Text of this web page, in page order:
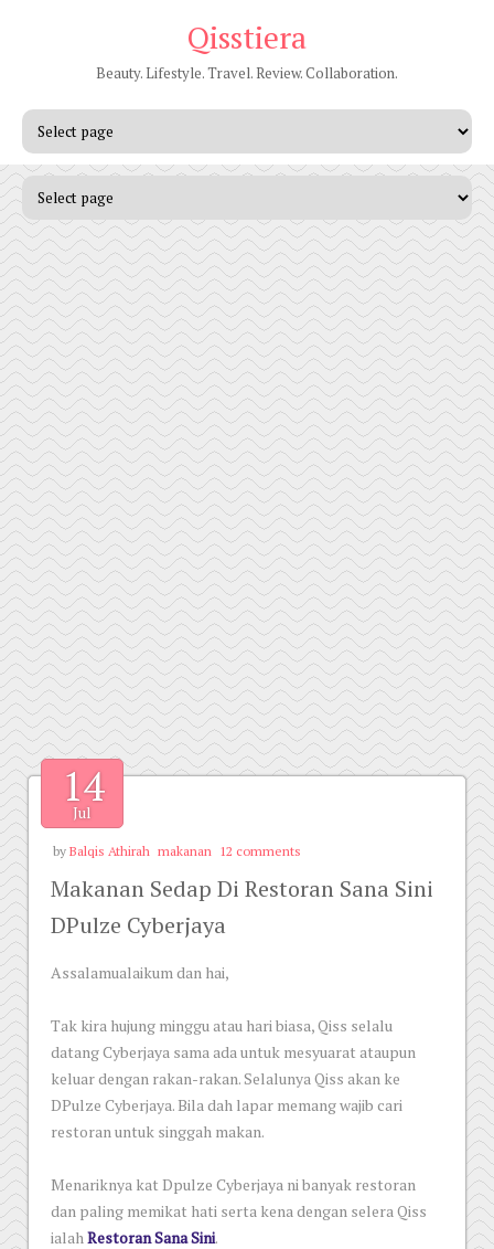
Qisstiera
Beauty. Lifestyle. Travel. Review. Collaboration.
14
Jul
by Balqis Athirah makanan 12 comments
Makanan Sedap Di Restoran Sana Sini
DPulze Cyberjaya
Assalamualaikum dan hai,
Tak kira hujung minggu atau hari biasa, Qiss selalu
datang Cyberjaya sama ada untuk mesyuarat ataupun
keluar dengan rakan-rakan. Selalunya Qiss akan ke
DPulze Cyberjaya. Bila dah lapar memang wajib cari
restoran untuk singgah makan.
Menariknya kat Dpulze Cyberjaya ni banyak restoran
dan paling memikat hati serta kena dengan selera Qiss
ialahRestoran Sana Sini.